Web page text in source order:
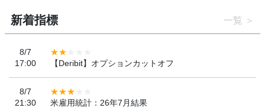
新着指標 一覧
8/7
17:00
【Deribit】オプションカットオフ
8/7
21:30
米雇用統計：26年7月結果